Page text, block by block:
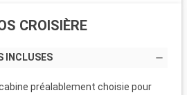
CROISIÈRE
INCLUSES
préalablement choisie pour